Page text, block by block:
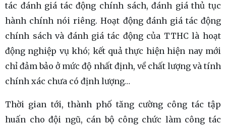
tác đánh giá tác động chính sách, đánh giá thủ tục
hành chính nói riêng. Hoạt động đánh giá tác động
chính sách và đánh giá tác động của TTHC là hoạt
động nghiệp vụ khó; kết quả thực hiện hiện nay mới
chỉ đảm bảo ở mức độ nhất định, về chất lượng và tính
chính xác chưa có định lượng…
Thời gian tới, thành phố tăng cường công tác tập
huấn cho đội ngũ, cán bộ công chức làm công tác